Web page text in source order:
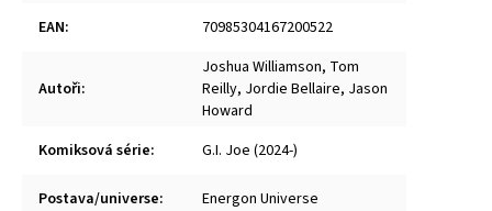
EAN: 70985304167200522
Autoři:
Joshua Williamson, Tom
Reilly, Jordie Bellaire, Jason
Howard
Komiksová série: G.I. Joe (2024-)
Postava/universe: Energon Universe